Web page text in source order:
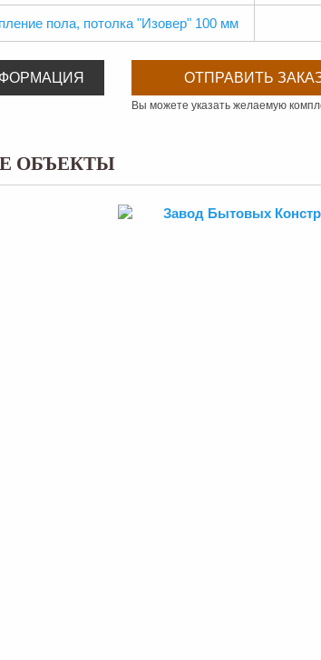
пола, потолка "Изовер" 100 мм
ОТПРАВИТЬ
Вы можете указать желаемую
ОБЪЕКТЫ